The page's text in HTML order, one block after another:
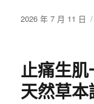
發
2026 年 7 月 11 日
止痛生
天然草